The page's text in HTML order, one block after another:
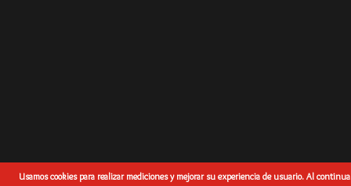
Usamos cookies para realizar mediciones y mejorar su experiencia de usuario. Al